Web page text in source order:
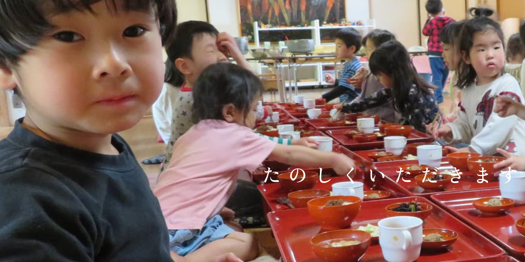
たのしくいただきます